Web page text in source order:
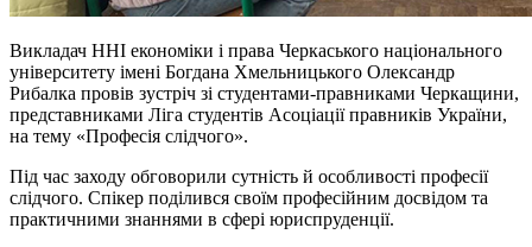
Викладач ННІ економіки і права Черкаського національного
університету імені Богдана Хмельницького Олександр
Рибалка провів зустріч зі студентами-правниками Черкащини,
представниками Ліга студентів Асоціації правників України,
на тему «Професія слідчого».
Під час заходу обговорили сутність й особливості професії
слідчого. Спікер поділився своїм професійним досвідом та
практичними знаннями в сфері юриспруденції.